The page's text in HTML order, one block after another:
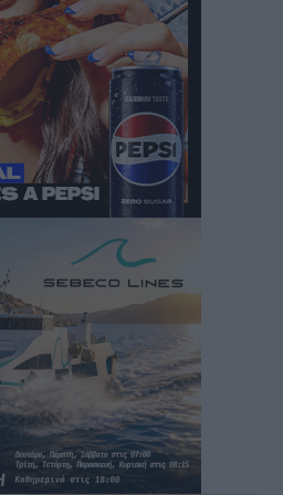
για την Ενίσχυση της
Ελλάδα και στα
για την παρθενική
πλευρό του άτυχου Ιάκωβου
του Μπρένο Σαλβατιέρα
διαρκείας της νέας